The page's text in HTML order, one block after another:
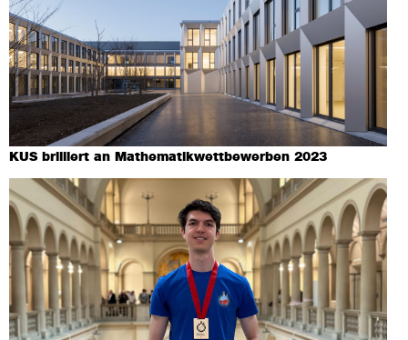
KUS brilliert an Mathematikwettbewerben 2023